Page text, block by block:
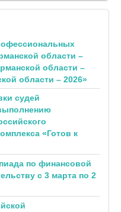
области –
области –
области – 2026»
судей
«Готов к
по финансовой
с 3 марта по 2